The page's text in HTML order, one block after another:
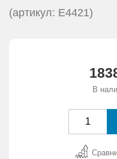
(артикул: Е4421)
В
РЕКВИЗИТЫ